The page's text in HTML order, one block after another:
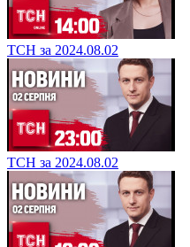
ТСН за 2024.08.02
ТСН за 2024.08.02